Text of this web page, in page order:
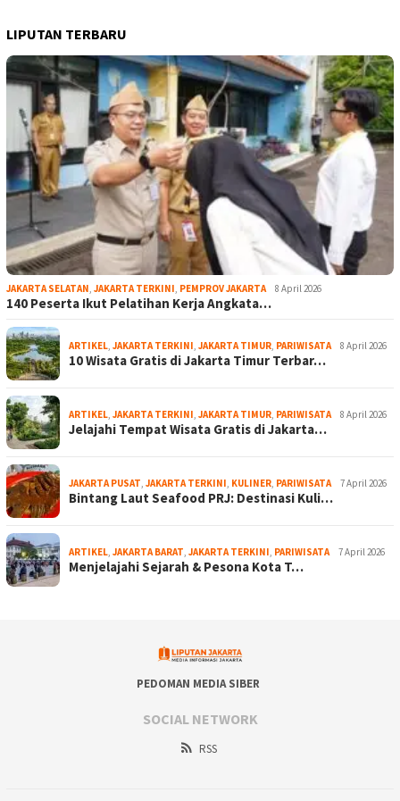
LIPUTAN TERBARU
JAKARTA SELATAN JAKARTA TERKINI PEMPROV JAKARTA 8 April 2026
140 Peserta Ikut Pelatihan Kerja Angkata…
ARTIKEL JAKARTA TERKINI JAKARTA TIMUR PARIWISATA 8 April 2026
10 Wisata Gratis di Jakarta Timur Terbar…
ARTIKEL JAKARTA TERKINI JAKARTA TIMUR PARIWISATA 8 April 2026
Jelajahi Tempat Wisata Gratis di Jakarta…
JAKARTA PUSAT JAKARTA TERKINI KULINER PARIWISATA 7 April 2026
Bintang Laut Seafood PRJ: Destinasi Kuli…
ARTIKEL JAKARTA BARAT JAKARTA TERKINI PARIWISATA 7 April 2026
Menjelajahi Sejarah & Pesona Kota T…
PEDOMAN MEDIA SIBER
SOCIAL NETWORK
RSS